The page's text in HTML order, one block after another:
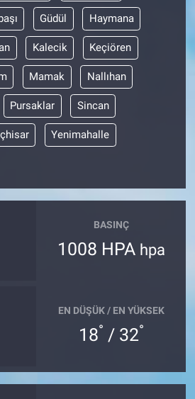
Güdül Haymana
Kalecik Keçiören
Mamak Nallıhan
Pursaklar Sincan
Yenimahalle
BASINÇ
1008 HPA hpa
EN DÜŞÜK / EN YÜKSEK
18° / 32°